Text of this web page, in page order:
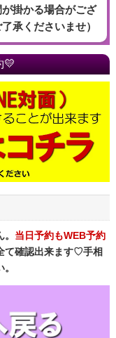
掛かる場合がござ
承くださいませ）
💛
当日予約もWEB予約
て確認出来ます♡手相